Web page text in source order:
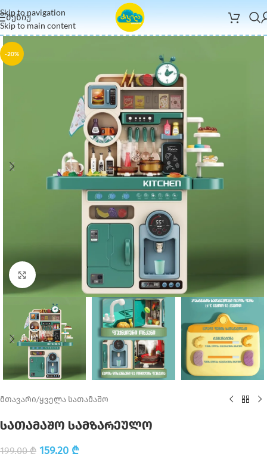
Skip to navigation
Skip to main content
ᲛᲔᲜᲘᲣ
-20%
Click to enlarge
მთავარი/ყველა სათამაშო
სათამაშო სამზარეულო
199.00₾ 159.20 ₾